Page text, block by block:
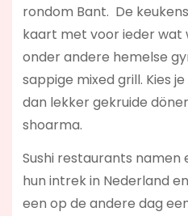
rondom Bant. De
kaart met voor ieder wat
onder andere hemelse
sappige mixed grill. Kies
dan lekker gekruide
shoarma.
Sushi restaurants namen
hun intrek in Nederland
een op de andere dag